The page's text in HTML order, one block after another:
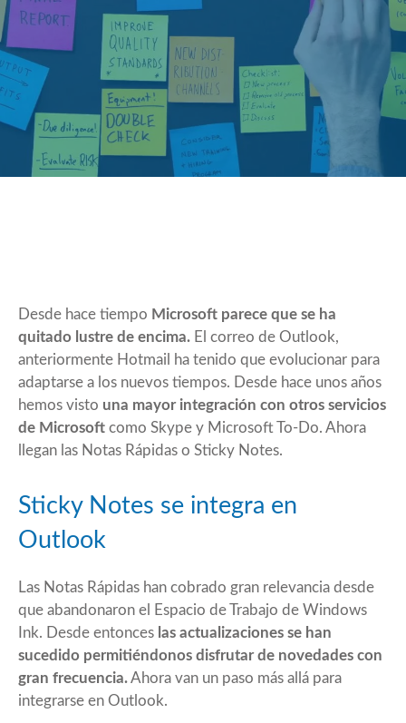
Desde hace tiempo Microsoft parece que se ha
quitado lustre de encima. El correo de Outlook,
anteriormente Hotmail ha tenido que evolucionar para
adaptarse a los nuevos tiempos. Desde hace unos años
hemos visto una mayor integración con otros servicios
de Microsoft como Skype y Microsoft To-Do. Ahora
llegan las Notas Rápidas o Sticky Notes.
Sticky Notes se integra en
Outlook
Las Notas Rápidas han cobrado gran relevancia desde
que abandonaron el Espacio de Trabajo de Windows
Ink. Desde entonces las actualizaciones se han
sucedido permitiéndonos disfrutar de novedades con
gran frecuencia.Ahora van un paso más allá para
integrarse en Outlook.